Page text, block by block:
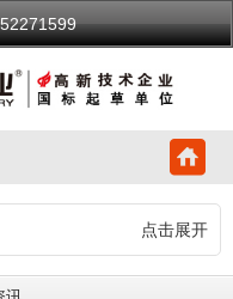
点击展开